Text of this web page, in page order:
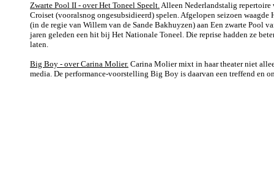
Zwarte Pool II - over Het Toneel Speelt.Alleen Nederlandstalig repertoire
Croiset (vooralsnog ongesubsidieerd) spelen. Afgelopen seizoen waagde
(in de regie van Willem van de Sande Bakhuyzen) aan Een zwarte Pool
jaren geleden een hit bij Het Nationale Toneel. Die reprise hadden ze
laten.
Big Boy - over Carina Molier. Carina Molier mixt in haar theater niet
media. De performance-voorstelling Big Boy is daarvan een treffend en